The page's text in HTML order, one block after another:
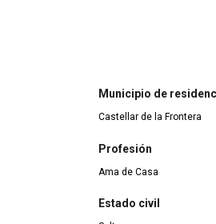
Municipio de
Castellar de la Frontera
Profesión
Ama de Casa
Estado civil